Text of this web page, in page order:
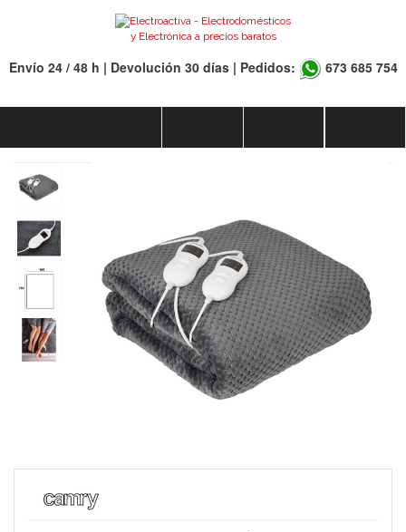
Envío 24 / 48 h | Devolución 30 días | Pedidos: 673 685 754